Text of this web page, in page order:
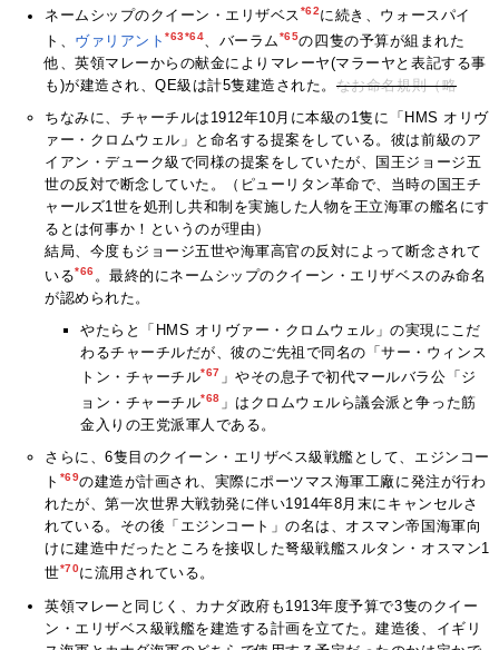
ネームシップのクイーン・エリザベス*62に続き、ウォースパイ
ト、 ヴァリアント*63*64 、バーラム*65の四隻の予算が組まれた
他、英領マレーからの献金によりマレーヤ(マラーヤと表記する事
も)が建造され、QE級は計5隻建造された。 なお命名規則（略
ちなみに、チャーチルは1912年10月に本級の1隻に「HMS オリヴ
ァー・クロムウェル」と命名する提案をしている。彼は前級のア
イアン・デューク級で同様の提案をしていたが、国王ジョージ五
世の反対で断念していた。（ピューリタン革命で、当時の国王チ
ャールズ1世を処刑し共和制を実施した人物を王立海軍の艦名にす
るとは何事か！というのが理由）
結局、今度もジョージ五世や海軍高官の反対によって断念されて
いる*66。最終的にネームシップのクイーン・エリザベスのみ命名
が認められた。
やたらと「HMS オリヴァー・クロムウェル」の実現にこだ
わるチャーチルだが、彼のご先祖で同名の「サー・ウィンス
トン・チャーチル*67 」やその息子で初代マールバラ公「ジ
ョン・チャーチル*68 」はクロムウェルら議会派と争った筋
金入りの王党派軍人である。
さらに、6隻目のクイーン・エリザベス級戦艦として、エジンコー
ト *69の建造が計画され、実際にポーツマス海軍工廠に発注が行わ
れたが、第一次世界大戦勃発に伴い1914年8月末にキャンセルさ
れている。その後「エジンコート」の名は、オスマン帝国海軍向
けに建造中だったところを接収した弩級戦艦スルタン・オスマン1
世*70に流用されている。
英領マレーと同じく、カナダ政府も1913年度予算で3隻のクイー
ン・エリザベス級戦艦を建造する計画を立てた。建造後、イギリ